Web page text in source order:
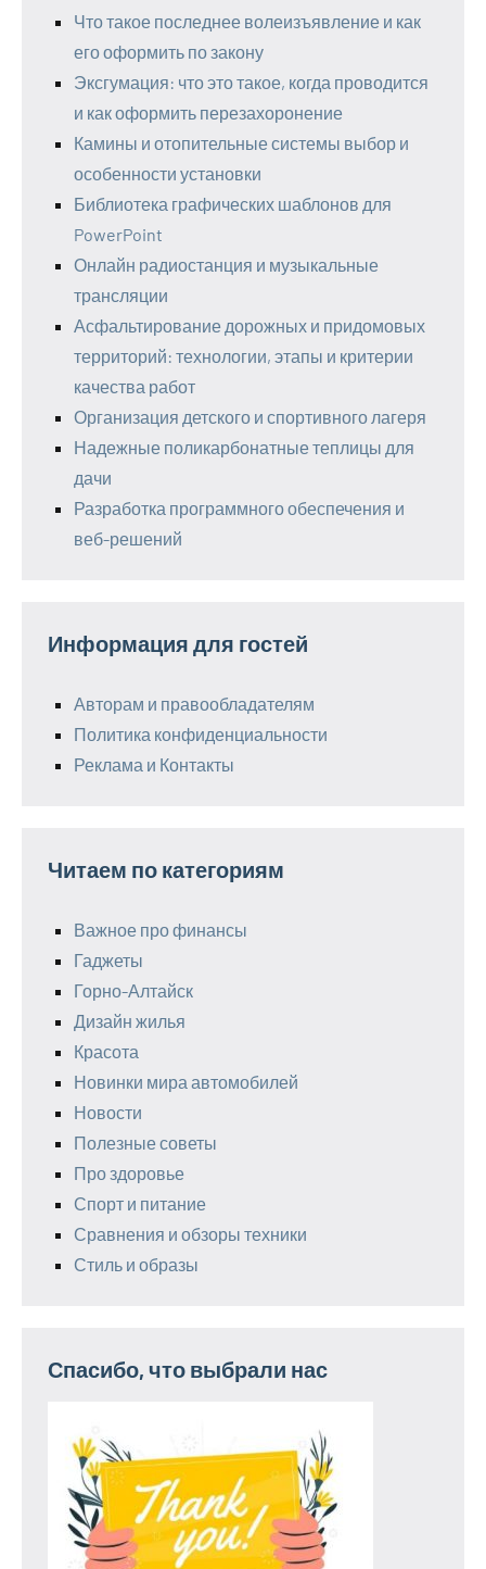
Что такое последнее волеизъявление и как
его оформить по закону
Эксгумация: что это такое, когда проводится
и как оформить перезахоронение
Камины и отопительные системы выбор и
особенности установки
Библиотека графических шаблонов для
PowerPoint
Онлайн радиостанция и музыкальные
трансляции
Асфальтирование дорожных и придомовых
территорий: технологии, этапы и критерии
качества работ
Организация детского и спортивного лагеря
Надежные поликарбонатные теплицы для
дачи
Разработка программного обеспечения и
веб-решений
Информация для гостей
Авторам и правообладателям
Политика конфиденциальности
Реклама и Контакты
Читаем по категориям
Важное про финансы
Гаджеты
Горно-Алтайск
Дизайн жилья
Красота
Новинки мира автомобилей
Новости
Полезные советы
Про здоровье
Спорт и питание
Сравнения и обзоры техники
Стиль и образы
Спасибо, что выбрали нас